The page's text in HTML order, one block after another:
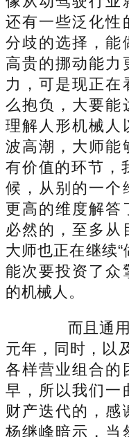
还有一些泛化性
分歧的选择，能
高贵的挪动能力
力，可是现正在
么抱负，大要能
理解人形机械人
波高潮，大师能
有价值的环节，
候，从别的一个
更高的维度解答
必然的，至多从
大师也正在继续
能次要投资了众
的机械人。
而且通用
元年，同时，以
各样营业组合的
早，所以我们一
财产迭代的，感
杨继峰暗示，当